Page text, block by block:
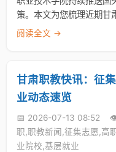
策。本文为您梳理近期甘
阅读全文 →
甘肃职教快讯：征
业动态速览
📅 2026-07-13 08:52
职,职教新闻,征集志愿,高
业院校,基层就业